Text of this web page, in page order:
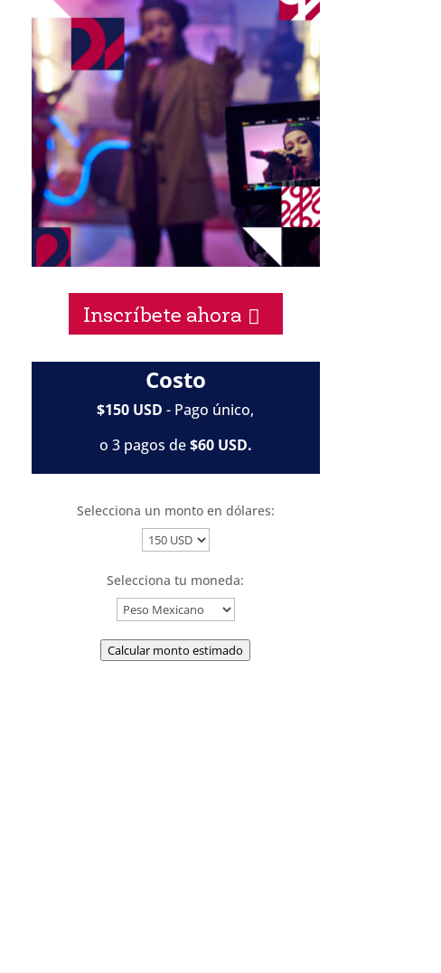
Inscríbete ahora
Costo
$150 USD - Pago único,
o 3 pagos de$60 USD.
Selecciona un monto en dólares:
Selecciona tu moneda:
Calcular monto estimado